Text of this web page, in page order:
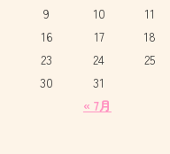
« 7月
9
10 11
16
17 18
23
24 25
30
31